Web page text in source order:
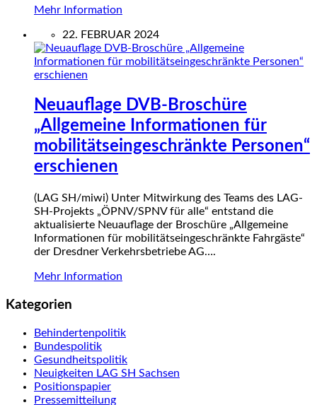
Mehr Information
22. FEBRUAR 2024
Neuauflage DVB-Broschüre
„Allgemeine Informationen für
mobilitätseingeschränkte Personen“
erschienen
(LAG SH/miwi) Unter Mitwirkung des Teams des LAG-
SH-Projekts „ÖPNV/SPNV für alle“ entstand die
aktualisierte Neuauflage der Broschüre „All­ge­meine
Informationen für mobilitätsein­ge­schränk­te Fahrgäste“
der Dresdner Verkehrs­betriebe AG….
Mehr Information
Kategorien
Behindertenpolitik
Bundespolitik
Gesundheitspolitik
Neuigkeiten LAG SH Sachsen
Positionspapier
Pressemitteilung